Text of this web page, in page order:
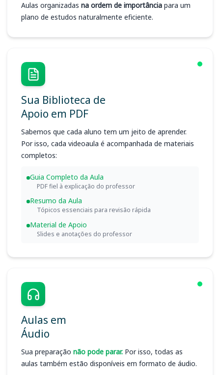
Aulas organizadas na ordem de importância para um
plano de estudos naturalmente eficiente.
Sua Biblioteca de
Apoio em PDF
Sabemos que cada aluno tem um jeito de aprender.
Por isso, cada videoaula é acompanhada de materiais
completos:
Guia Completo da Aula
PDF fiel à explicação do professor
Resumo da Aula
Tópicos essenciais para revisão rápida
Material de Apoio
Slides e anotações do professor
Aulas em
Áudio
Sua preparação não pode parar. Por isso, todas as
aulas também estão disponíveis em formato de áudio.